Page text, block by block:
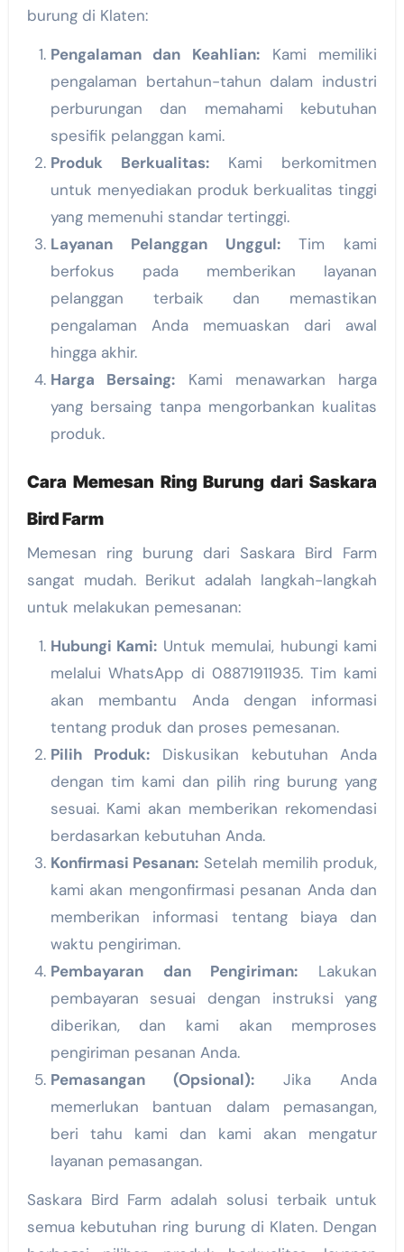
burung di Klaten:
Pengalaman dan Keahlian: Kami memiliki
pengalaman bertahun-tahun dalam industri
perburungan dan memahami kebutuhan
spesifik pelanggan kami.
Produk Berkualitas:Kami berkomitmen
untuk menyediakan produk berkualitas tinggi
yang memenuhi standar tertinggi.
Layanan Pelanggan Unggul:Tim kami
berfokus pada memberikan layanan
pelanggan terbaik dan memastikan
pengalaman Anda memuaskan dari awal
hingga akhir.
Harga Bersaing: Kami menawarkan harga
yang bersaing tanpa mengorbankan kualitas
produk.
Cara Memesan Ring Burung dari Saskara
Bird Farm
Memesan ring burung dari Saskara Bird Farm
sangat mudah. Berikut adalah langkah-langkah
untuk melakukan pemesanan:
Hubungi Kami: Untuk memulai, hubungi kami
melalui WhatsApp di 08871911935. Tim kami
akan membantu Anda dengan informasi
tentang produk dan proses pemesanan.
Pilih Produk: Diskusikan kebutuhan Anda
dengan tim kami dan pilih ring burung yang
sesuai. Kami akan memberikan rekomendasi
berdasarkan kebutuhan Anda.
Konfirmasi Pesanan: Setelah memilih produk,
kami akan mengonfirmasi pesanan Anda dan
memberikan informasi tentang biaya dan
waktu pengiriman.
Pembayaran dan Pengiriman: Lakukan
pembayaran sesuai dengan instruksi yang
diberikan, dan kami akan memproses
pengiriman pesanan Anda.
Pemasangan (Opsional):Jika Anda
memerlukan bantuan dalam pemasangan,
beri tahu kami dan kami akan mengatur
layanan pemasangan.
Saskara Bird Farm adalah solusi terbaik untuk
semua kebutuhan ring burung di Klaten. Dengan